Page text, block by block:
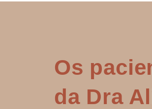
Os
da Dra